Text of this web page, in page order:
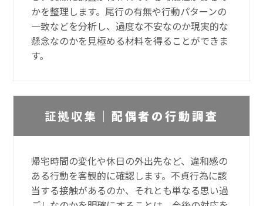
かを整理します。尾行の有無や行動パターンの
一致などを分析し、過度な不安なのか現実的な
懸念なのかを見極める材料を得ることができま
す。
証拠収集｜ 配偶者の行動調査
帰宅時間の変化や休日の外出先など、違和感の
ある行動を客観的に確認します。不貞行為に該
当する接触があるのか、それとも単なる思い過